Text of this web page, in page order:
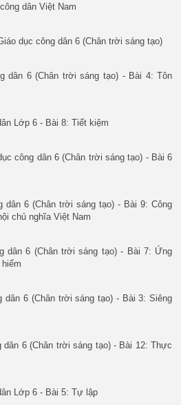
dân Việt Nam
dục công dân 6 (Chân trời sáng tạo)
dân 6 (Chân trời sáng tạo) - Bài 4: Tôn
Lớp 6 - Bài 8: Tiết kiệm
công dân 6 (Chân trời sáng tạo) - Bài 6
dân 6 (Chân trời sáng tạo) - Bài 9: Công
chủ nghĩa Việt Nam
dân 6 (Chân trời sáng tạo) - Bài 7: Ứng
dân 6 (Chân trời sáng tạo) - Bài 3: Siêng
dân 6 (Chân trời sáng tạo) - Bài 12: Thực
Lớp 6 - Bài 5: Tự lập